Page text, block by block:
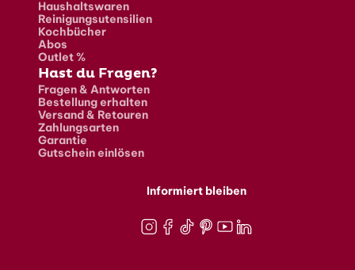
Haushaltswaren
Reinigungsutensilien
Kochbücher
Abos
Outlet %
Hast du Fragen?
Fragen & Antworten
Bestellung erhalten
Versand & Retouren
Zahlungsarten
Garantie
Gutschein einlösen
Informiert bleiben